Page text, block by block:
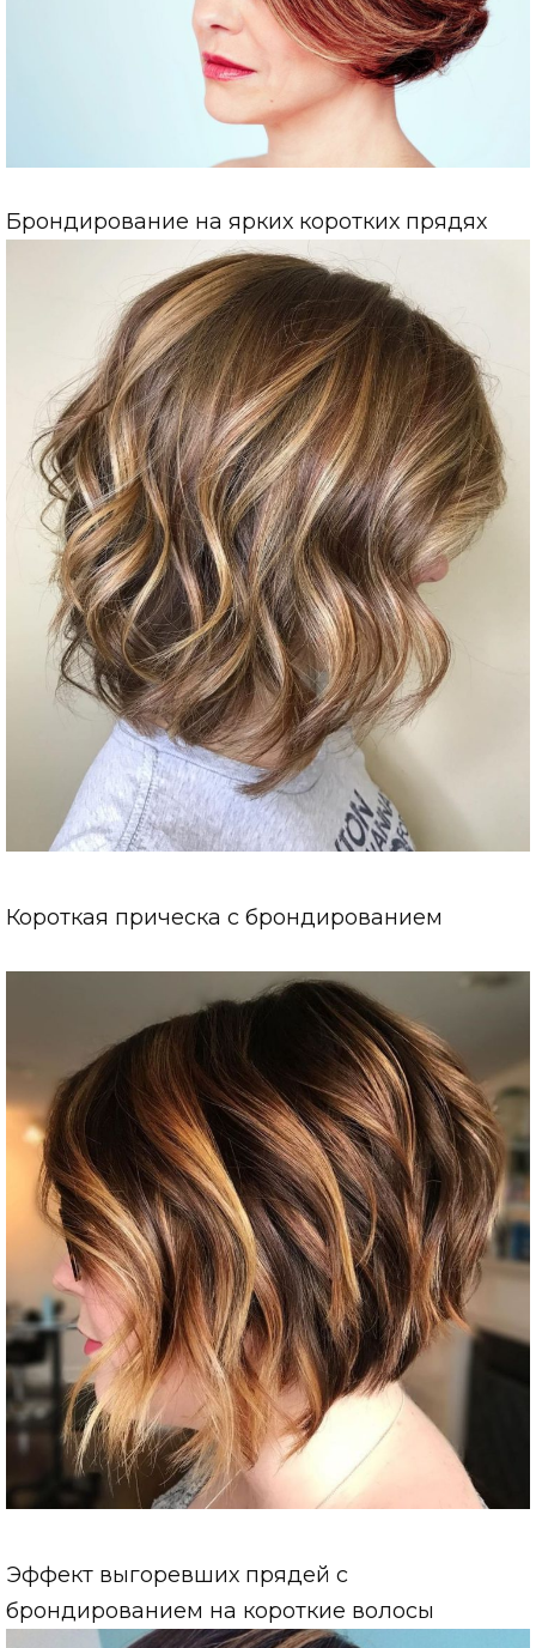
Брондирование на ярких коротких прядях
Короткая прическа с брондированием
Эффект выгоревших прядей с
брондированием на короткие волосы